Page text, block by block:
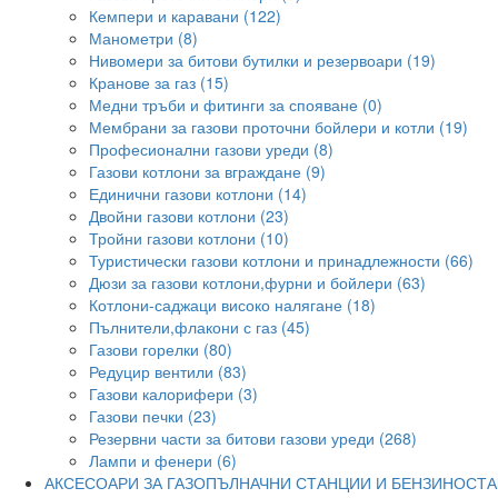
Кемпери и каравани (122)
Манометри (8)
Нивомери за битови бутилки и резервоари (19)
Кранове за газ (15)
Медни тръби и фитинги за спояване (0)
Мембрани за газови проточни бойлери и котли (19)
Професионални газови уреди (8)
Газови котлони за вграждане (9)
Единични газови котлони (14)
Двойни газови котлони (23)
Тройни газови котлони (10)
Туристически газови котлони и принадлежности (66)
Дюзи за газови котлони,фурни и бойлери (63)
Котлони-саджаци високо налягане (18)
Пълнители,флакони с газ (45)
Газови горелки (80)
Редуцир вентили (83)
Газови калорифери (3)
Газови печки (23)
Резервни части за битови газови уреди (268)
Лампи и фенери (6)
АКСЕСОАРИ ЗА ГАЗОПЪЛНАЧНИ СТАНЦИИ И